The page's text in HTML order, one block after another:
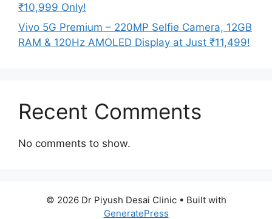
₹10,999 Only!
Vivo 5G Premium – 220MP Selfie Camera, 12GB
RAM & 120Hz AMOLED Display at Just ₹11,499!
Recent Comments
No comments to show.
© 2026 Dr Piyush Desai Clinic• Built with
GeneratePress